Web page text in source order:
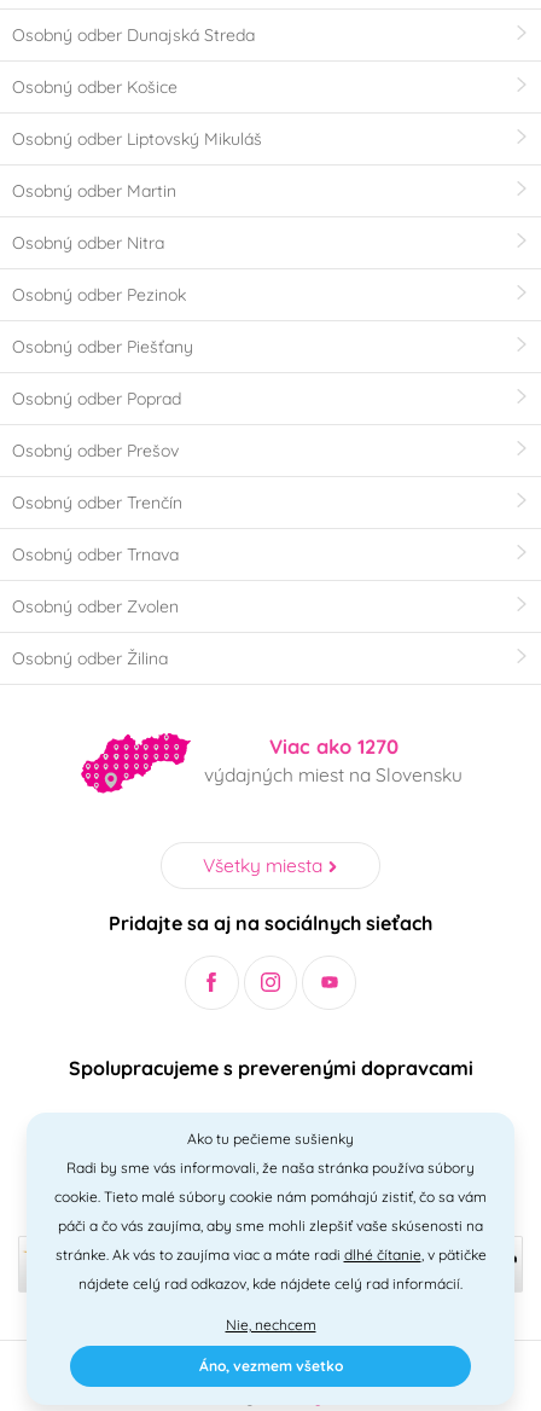
Osobný odber Dunajská Streda
Osobný odber Košice
Osobný odber Liptovský Mikuláš
Osobný odber Martin
Osobný odber Nitra
Osobný odber Pezinok
Osobný odber Piešťany
Osobný odber Poprad
Osobný odber Prešov
Osobný odber Trenčín
Osobný odber Trnava
Osobný odber Zvolen
Osobný odber Žilina
Viac ako 1270
výdajných miest na Slovensku
Všetky miesta
Pridajte sa aj na sociálnych sieťach
Spolupracujeme s preverenými dopravcami
Bezpečný a jednoduchý spôsob platieb
2010 - 2026 © PNM International s.r.o. • technické riešenie Simplia
Ako tu pečieme sušienky
Radi by sme vás informovali, že naša stránka používa súbory
cookie. Tieto malé súbory cookie nám pomáhajú zistiť, čo sa vám
páči a čo vás zaujíma, aby sme mohli zlepšiť vaše skúsenosti na
stránke. Ak vás to zaujíma viac a máte radi dlhé čítanie, v pätičke
nájdete celý rad odkazov, kde nájdete celý rad informácií.
Nie, nechcem
Áno, vezmem všetko